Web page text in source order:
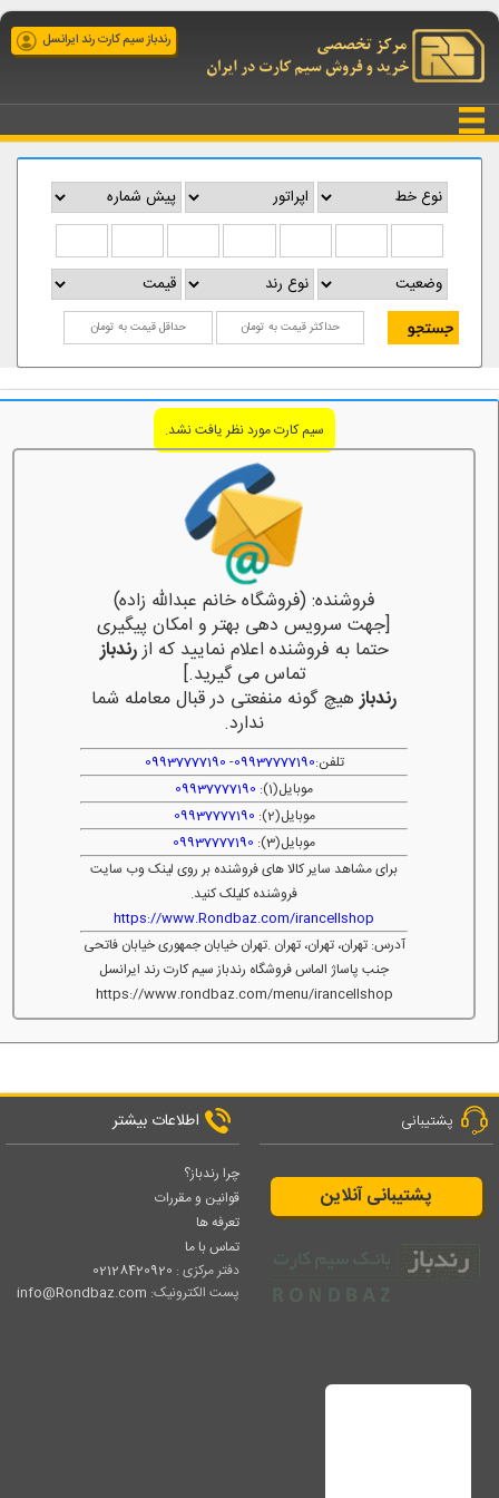
رندباز سیم کارت رند ایرانسل
سیم کارت مورد نظر یافت نشد.
فروشنده: (فروشگاه خانم عبدالله زاده)
[جهت سرویس دهی بهتر و امکان پیگیری
حتما به فروشنده اعلام نمایید که ازرندباز
تماس می گیرید.]
رندبازهیچ گونه منفعتی در قبال معامله شما
ندارد.
تلفن:09937777190
-
09937777190
موبایل(1):
09937777190
موبایل(2):
09937777190
موبایل(3):
09937777190
برای مشاهد سایر کالا های فروشنده بر روی لینک وب سایت
فروشنده کلیلک کنید.
https://www.Rondbaz.com/irancellshop
آدرس: تهران، تهران، تهران .تهران خیابان جمهوری خیابان فاتحی
جنب پاساژ الماس فروشگاه رندباز سیم کارت رند ایرانسل
https://www.rondbaz.com/menu/irancellshop
پشتیبانی
پشتیبانی آنلاین
اطلاعات بیشتر
چرا رندباز؟
قوانین و مقررات
تعرفه ها
تماس با ما
دفتر مرکزی : 02128420920
پست الکترونیک: info@Rondbaz.com